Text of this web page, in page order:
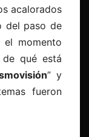
acalorados
del paso de
el momento
qué está
” y
fueron